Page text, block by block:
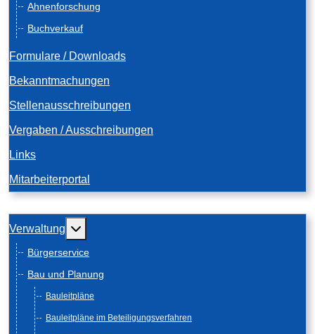
Ahnenforschung
Buchverkauf
Formulare / Downloads
Bekanntmachungen
Stellenausschreibungen
Vergaben / Ausschreibungen
Links
Mitarbeiterportal
Verwaltung Weitere Informationen: Verwaltung
Bürgerservice
Bau und Planung
Bauleitpläne
Bauleitpläne im Beteiligungsverfahren